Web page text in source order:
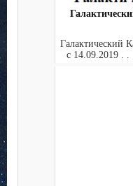
Галактический
с 14.09.2019 . .